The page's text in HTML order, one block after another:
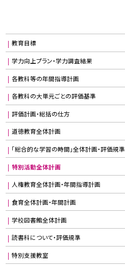
教育目標
学力向上プラン・学力調査結果
各教科等の年間指導計画
各教科の大単元ごとの評価基準
評価計画・総括の仕方
道徳教育全体計画
「総合的な学習の時間」全体計画・評価規準
特別活動全体計画
人権教育全体計画・年間指導計画
食育全体計画・年間計画
学校図書館全体計画
読書科について・評価規準
特別支援教室